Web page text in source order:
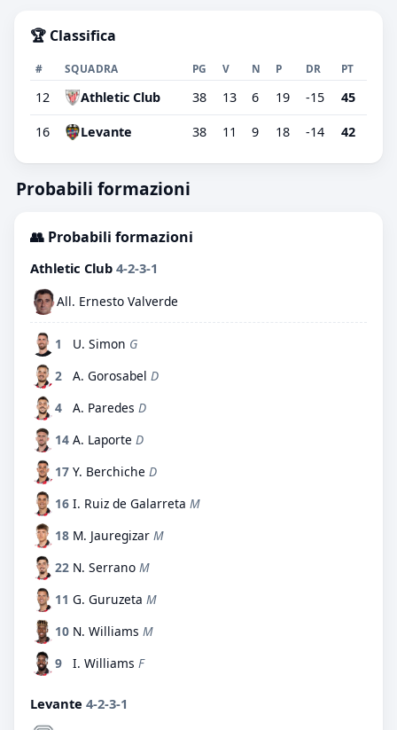
🏆 Classifica
# SQUADRA PG V N P DR PT
12 Athletic Club 38 13 6 19 -15 45
16 Levante 38 11 9 18 -14 42
Probabili formazioni
👥 Probabili formazioni
Athletic Club 4-2-3-1
All. Ernesto Valverde
1 U. Simon G
2
A. Gorosabel D
4
A. Paredes D
14 A. Laporte D
17 Y. Berchiche D
16 I. Ruiz de Galarreta M
18 M. Jauregizar M
22 N. Serrano M
11 G. Guruzeta M
10 N. Williams M
9
I. Williams F
Levante 4-2-3-1